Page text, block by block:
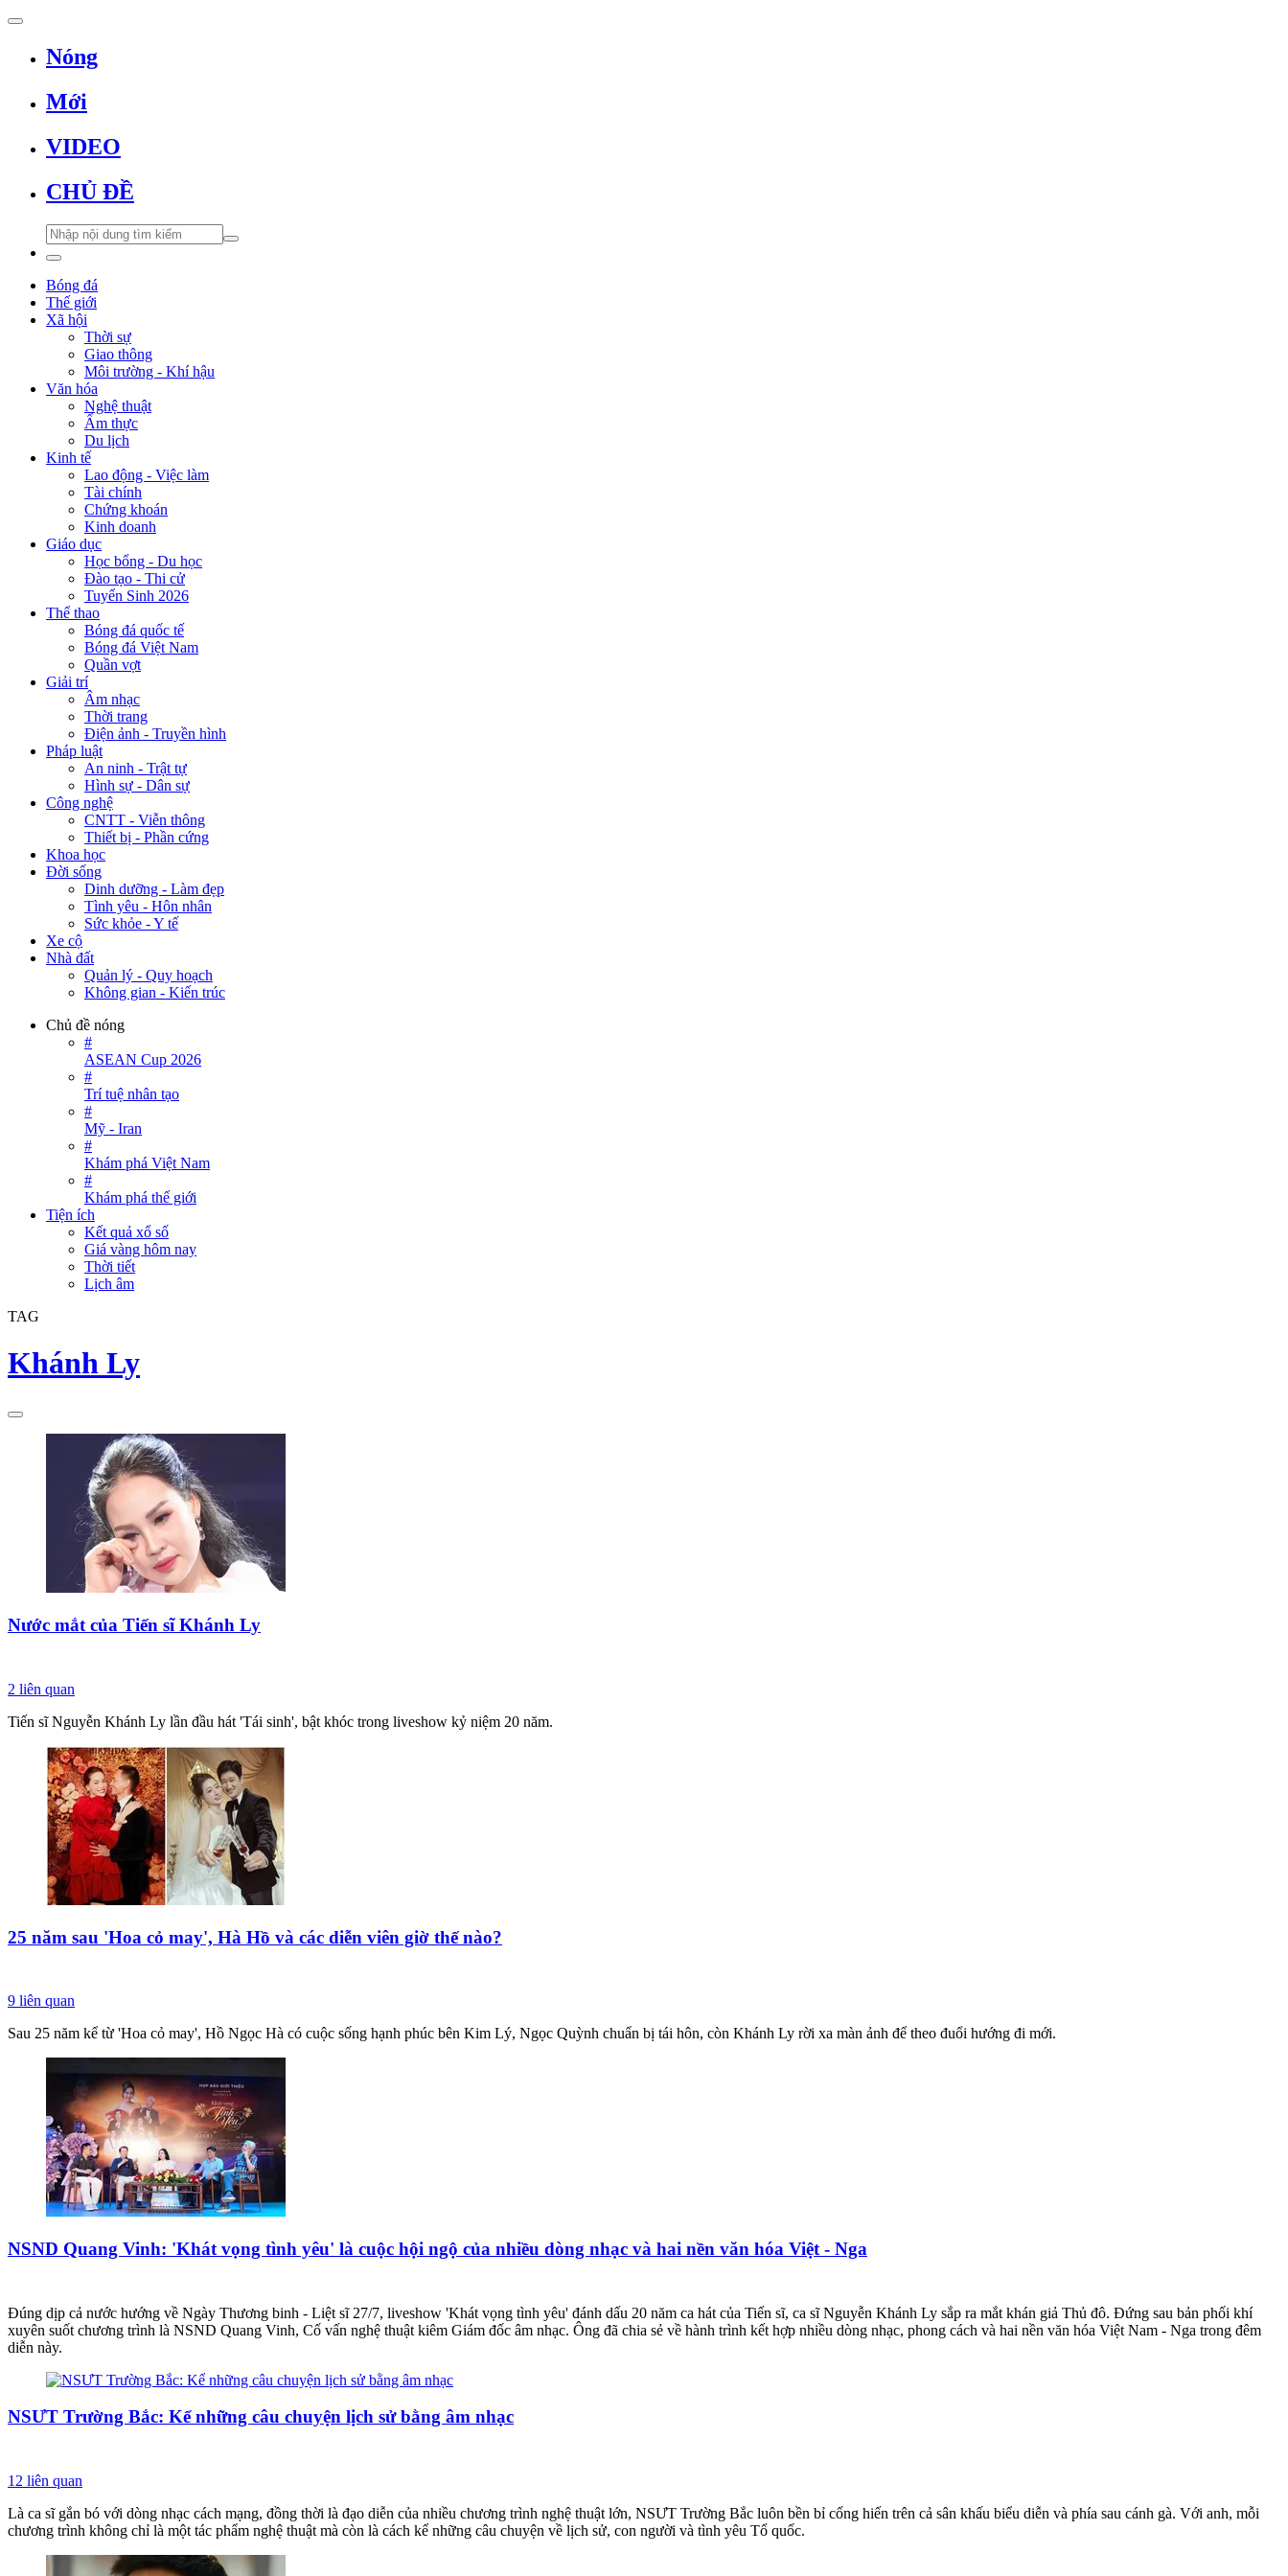
Nóng
Mới
VIDEO
CHỦ ĐỀ
Bóng đá
Thế giới
Xã hội
Thời sự
Giao thông
Môi trường - Khí hậu
Văn hóa
Nghệ thuật
Ẩm thực
Du lịch
Kinh tế
Lao động - Việc làm
Tài chính
Chứng khoán
Kinh doanh
Giáo dục
Học bổng - Du học
Đào tạo - Thi cử
Tuyển Sinh 2026
Thể thao
Bóng đá quốc tế
Bóng đá Việt Nam
Quần vợt
Giải trí
Âm nhạc
Thời trang
Điện ảnh - Truyền hình
Pháp luật
An ninh - Trật tự
Hình sự - Dân sự
Công nghệ
CNTT - Viễn thông
Thiết bị - Phần cứng
Khoa học
Đời sống
Dinh dưỡng - Làm đẹp
Tình yêu - Hôn nhân
Sức khỏe - Y tế
Xe cộ
Nhà đất
Quản lý - Quy hoạch
Không gian - Kiến trúc
Chủ đề nóng
#
ASEAN Cup 2026
#
Trí tuệ nhân tạo
#
Mỹ - Iran
#
Khám phá Việt Nam
#
Khám phá thế giới
Tiện ích
Kết quả xổ số
Giá vàng hôm nay
Thời tiết
Lịch âm
TAG
Khánh Ly
Nước mắt của Tiến sĩ Khánh Ly
2 liên quan
Tiến sĩ Nguyễn Khánh Ly lần đầu hát 'Tái sinh', bật khóc trong liveshow kỷ niệm 20 năm.
25 năm sau 'Hoa cỏ may', Hà Hồ và các diễn viên giờ thế nào?
9 liên quan
Sau 25 năm kể từ 'Hoa cỏ may', Hồ Ngọc Hà có cuộc sống hạnh phúc bên Kim Lý, Ngọc Quỳnh chuẩn bị tái hôn, còn Khánh Ly rời xa màn ảnh để theo đuổi hướng đi mới.
NSND Quang Vinh: 'Khát vọng tình yêu' là cuộc hội ngộ của nhiều dòng nhạc và hai nền văn hóa Việt - Nga
Đúng dịp cả nước hướng về Ngày Thương binh - Liệt sĩ 27/7, liveshow 'Khát vọng tình yêu' đánh dấu 20 năm ca hát của Tiến sĩ, ca sĩ Nguyễn Khánh Ly sắp ra mắt khán giả Thủ đô. Đứng sau bản phối khí
xuyên suốt chương trình là NSND Quang Vinh, Cố vấn nghệ thuật kiêm Giám đốc âm nhạc. Ông đã chia sẻ về hành trình kết hợp nhiều dòng nhạc, phong cách và hai nền văn hóa Việt Nam - Nga trong đêm
diễn này.
NSƯT Trường Bắc: Kể những câu chuyện lịch sử bằng âm nhạc
12 liên quan
Là ca sĩ gắn bó với dòng nhạc cách mạng, đồng thời là đạo diễn của nhiều chương trình nghệ thuật lớn, NSƯT Trường Bắc luôn bền bỉ cống hiến trên cả sân khấu biểu diễn và phía sau cánh gà. Với anh, mỗi
chương trình không chỉ là một tác phẩm nghệ thuật mà còn là cách kể những câu chuyện về lịch sử, con người và tình yêu Tổ quốc.